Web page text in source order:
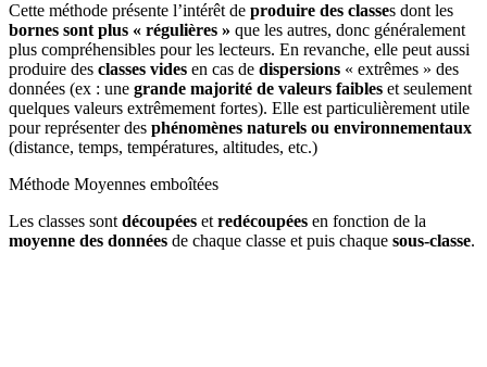
Cette méthode présente l’intérêt de produire des classes dont les
bornes sont plus « régulières » que les autres, donc généralement
plus compréhensibles pour les lecteurs. En revanche, elle peut aussi
produire des classes vides en cas de dispersions « extrêmes » des
données (ex : une grande majorité de valeurs faibles et seulement
quelques valeurs extrêmement fortes). Elle est particulièrement utile
pour représenter des phénomènes naturels ou environnementaux
(distance, temps, températures, altitudes, etc.)
Méthode Moyennes emboîtées
Les classes sont découpées et redécoupées en fonction de la
moyenne des données de chaque classe et puis chaque sous-classe.